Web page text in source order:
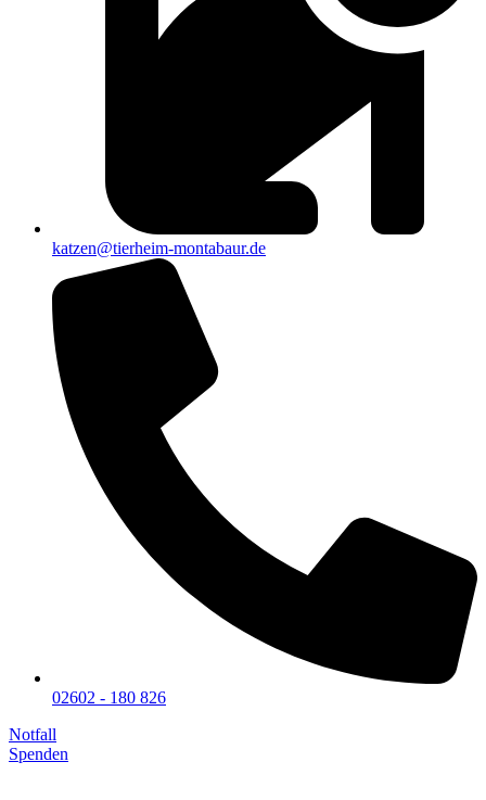
katzen@tierheim-montabaur.de
02602 - 180 826
Notfall
Spenden